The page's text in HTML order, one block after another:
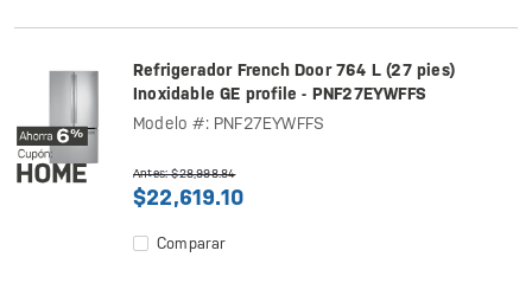
Refrigerador French Door 764 L (27 pies)
Inoxidable GE profile - PNF27EYWFFS
Modelo #: PNF27EYWFFS
Antes: $28,998.84
$22,619.10
Comparar